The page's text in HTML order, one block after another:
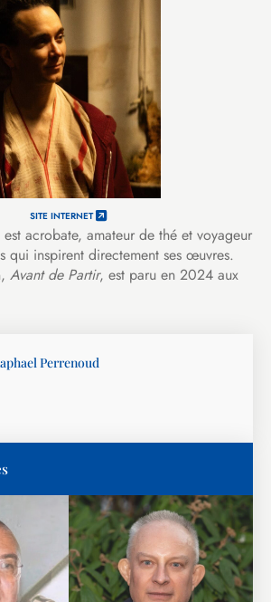
SITE INTERNET
acrobate, amateur de thé et voyageur
qui inspirent directement ses œuvres.
Avant de Partir, est paru en 2024 aux
Perrenoud